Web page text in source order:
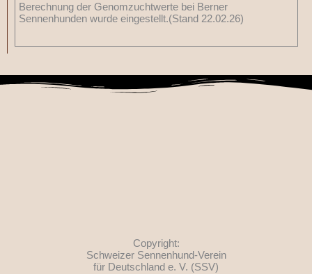
Berechnung der Genomzuchtwerte bei Berner
Sennenhunden wurde eingestellt.(Stand 22.02.26)
Copyright:
Schweizer Sennenhund-Verein
für Deutschland e. V. (SSV)